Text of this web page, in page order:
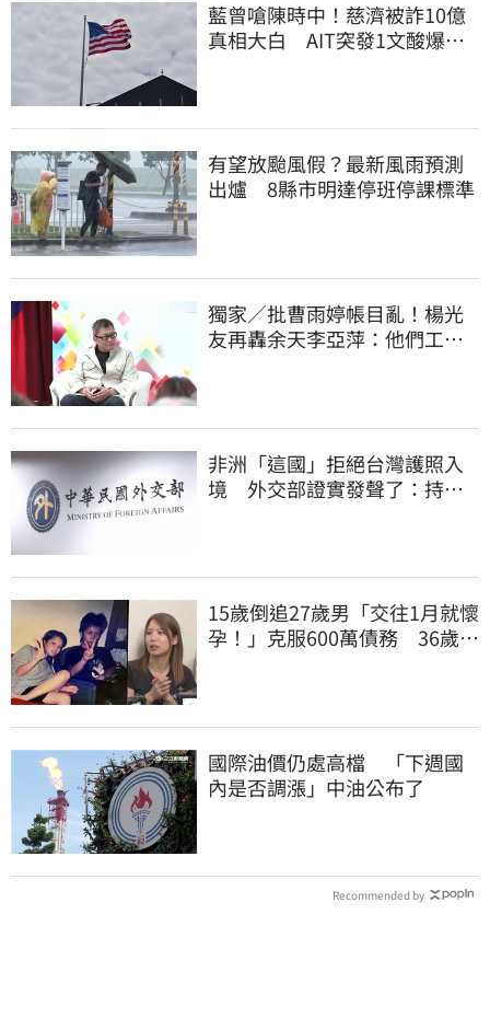
藍曾嗆陳時中！慈濟被詐10億
真相大白 AIT突發1文酸爆…
有望放颱風假？最新風雨預測
出爐 8縣市明達停班停課標準
獨家／批曹雨婷帳目亂！楊光
友再轟余天李亞萍：他們工會
非洲「這國」拒絕台灣護照入
境 外交部證實發聲了：持續
15歲倒追27歲男「交往1月就懷
孕！」克服600萬債務 36歲美
國際油價仍處高檔 「下週國
內是否調漲」中油公布了
Recommended by